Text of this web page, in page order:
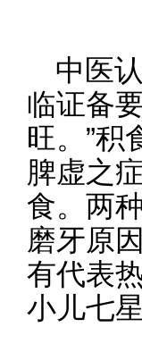
中医
临证备
旺。”积
脾虚之
食。两
磨牙原
有代表
小儿七星